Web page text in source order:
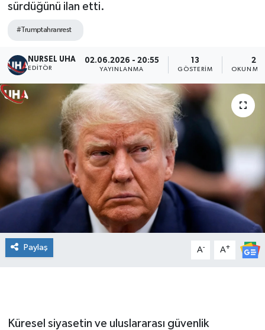
sürdüğünü ilan etti.
#Trumptahranrest
NURSEL UHA
EDITÖR
02.06.2026 - 20:55
YAYINLANMA
13
GÖSTERIM
2
OKUNMA
Paylaş A- A+
Küresel siyasetin ve uluslararası güvenlik
Haber Arşivi